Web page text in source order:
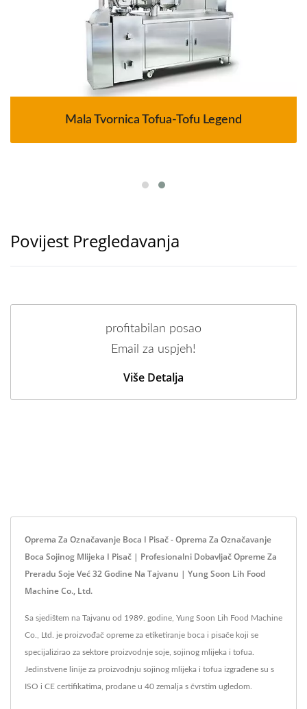
Mala Tvornica Tofua-Tofu Legend
Povijest Pregledavanja
profitabilan posao
Email za uspjeh!
Više Detalja
Oprema Za Označavanje Boca I Pisač - Oprema Za Označavanje
Boca Sojinog Mlijeka I Pisač | Profesionalni Dobavljač Opreme Za
Preradu Soje Već 32 Godine Na Tajvanu | Yung Soon Lih Food
Machine Co., Ltd.
Sa sjedištem na Tajvanu od 1989. godine, Yung Soon Lih Food Machine
Co., Ltd. je proizvođač opreme za etiketiranje boca i pisače koji se
specijalizirao za sektore proizvodnje soje, sojinog mlijeka i tofua.
Jedinstvene linije za proizvodnju sojinog mlijeka i tofua izgrađene su s
ISO i CE certifikatima, prodane u 40 zemalja s čvrstim ugledom.